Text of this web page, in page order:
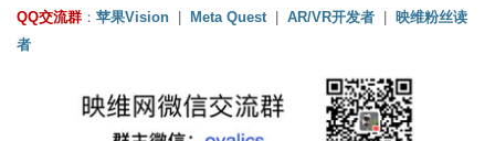
QQ交流群 ： 苹果Vision Meta Quest| AR/VR开发者
映维粉丝读
者